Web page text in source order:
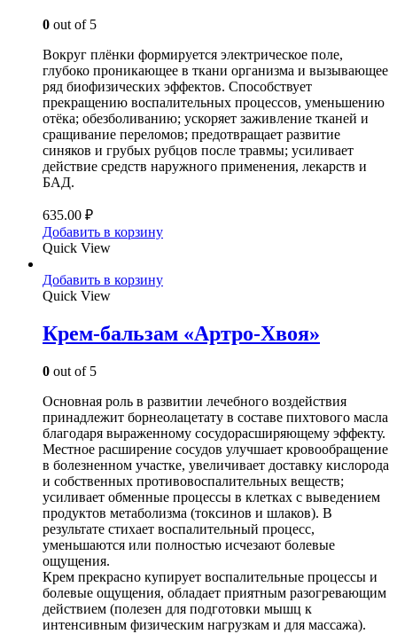
0 out of 5
Вокруг плёнки формируется электрическое поле,
глубоко проникающее в ткани организма и вызывающее
ряд биофизических эффектов. Способствует
прекращению воспалительных процессов, уменьшению
отёка; обезболиванию; ускоряет заживление тканей и
сращивание переломов; предотвращает развитие
синяков и грубых рубцов после травмы; усиливает
действие средств наружного применения, лекарств и
БАД.
635.00 ₽
Добавить в корзину
Quick View
Добавить в корзину
Quick View
Крем-бальзам «Артро-Хвоя»
0 out of 5
Основная роль в развитии лечебного воздействия
принадлежит борнеолацетату в составе пихтового масла
благодаря выраженному сосудорасширяющему эффекту.
Местное расширение сосудов улучшает кровообращение
в болезненном участке, увеличивает доставку кислорода
и собственных противовоспалительных веществ;
усиливает обменные процессы в клетках с выведением
продуктов метаболизма (токсинов и шлаков). В
результате стихает воспалительный процесс,
уменьшаются или полностью исчезают болевые
ощущения.
Крем прекрасно купирует воспалительные процессы и
болевые ощущения, обладает приятным разогревающим
действием (полезен для подготовки мышц к
интенсивным физическим нагрузкам и для массажа).